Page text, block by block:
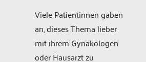
Viele Patientinnen gaben
an, dieses Thema lieber
mit ihrem Gynäkologen
oder Hausarzt zu